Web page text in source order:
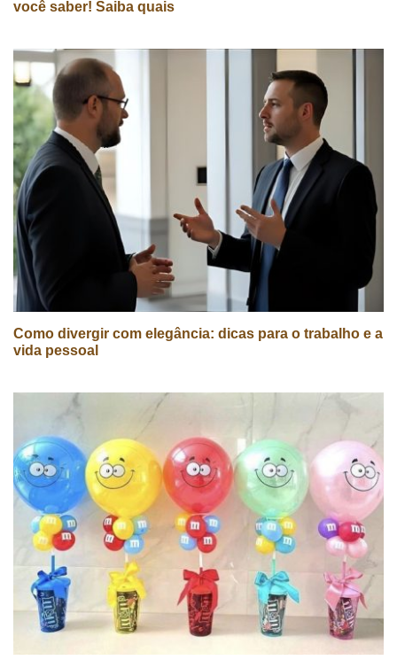
você saber! Saiba quais
Como divergir com elegância: dicas para o trabalho e a
vida pessoal